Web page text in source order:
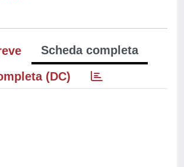
Scheda completa
(DC)